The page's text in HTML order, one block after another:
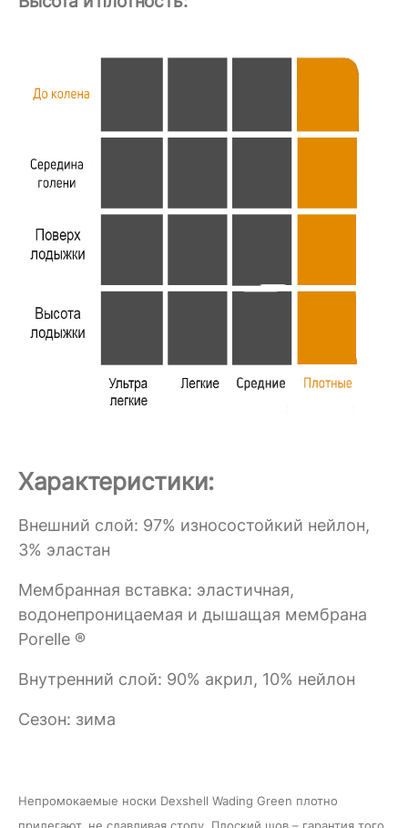
Характеристики:
Внешний слой: 97% износостойкий нейлон,
3% эластан
Мембранная вставка: эластичная,
водонепроницаемая и дышащая мембрана
Porelle ®
Внутренний слой: 90% акрил, 10% нейлон
Сезон: зима
Непромокаемые носки Dexshell Wading Green плотно
прилегают, не сдавливая стопу. Плоский шов – гарантия того,